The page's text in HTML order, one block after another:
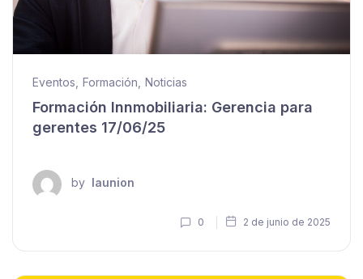
Eventos Formación Noticias
Formación Innmobiliaria: Gerencia para
gerentes 17/06/25
by launion
0 2 de junio de 2025